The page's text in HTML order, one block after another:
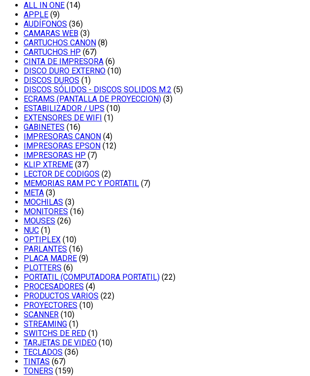
ALL IN ONE (14)
APPLE (9)
AUDÍFONOS (36)
CAMARAS WEB (3)
CARTUCHOS CANON (8)
CARTUCHOS HP (67)
CINTA DE IMPRESORA (6)
DISCO DURO EXTERNO (10)
DISCOS DUROS (1)
DISCOS SÓLIDOS - DISCOS SOLIDOS M.2 (5)
ECRAMS (PANTALLA DE PROYECCION) (3)
ESTABILIZADOR / UPS (10)
EXTENSORES DE WIFI (1)
GABINETES (16)
IMPRESORAS CANON (4)
IMPRESORAS EPSON (12)
IMPRESORAS HP (7)
KLIP XTREME (37)
LECTOR DE CODIGOS (2)
MEMORIAS RAM PC Y PORTATIL (7)
META (3)
MOCHILAS (3)
MONITORES (16)
MOUSES (26)
NUC (1)
OPTIPLEX (10)
PARLANTES (16)
PLACA MADRE (9)
PLOTTERS (6)
PORTATIL (COMPUTADORA PORTATIL) (22)
PROCESADORES (4)
PRODUCTOS VARIOS (22)
PROYECTORES (10)
SCANNER (10)
STREAMING (1)
SWITCHS DE RED (1)
TARJETAS DE VIDEO (10)
TECLADOS (36)
TINTAS (67)
TONERS (159)